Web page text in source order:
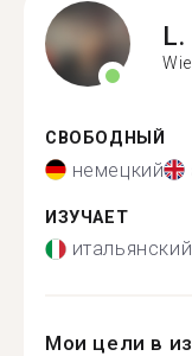
L.
СВОБОДНЫЙ
немецкий
ИЗУЧАЕТ
итальянский
Мои цели в